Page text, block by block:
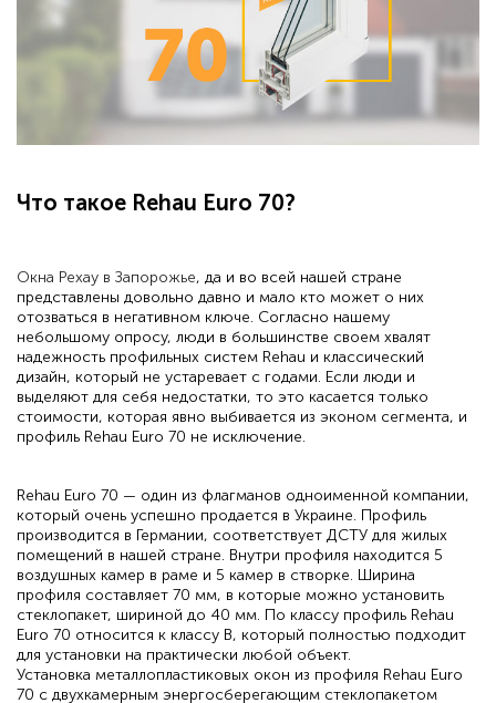
Что такое Rehau Euro 70?
Окна Рехау в Запорожье, да и во всей нашей стране
представлены довольно давно и мало кто может о них
отозваться в негативном ключе. Согласно нашему
небольшому опросу, люди в большинстве своем хвалят
надежность профильных систем Rehau и классический
дизайн, который не устаревает с годами. Если люди и
выделяют для себя недостатки, то это касается только
стоимости, которая явно выбивается из эконом сегмента, и
профиль Rehau Euro 70 не исключение.
Rehau Euro 70 — один из флагманов одноименной компании,
который очень успешно продается в Украине. Профиль
производится в Германии, соответствует ДСТУ для жилых
помещений в нашей стране. Внутри профиля находится 5
воздушных камер в раме и 5 камер в створке. Ширина
профиля составляет 70 мм, в которые можно установить
стеклопакет, шириной до 40 мм. По классу профиль Rehau
Euro 70 относится к классу B, который полностью подходит
для установки на практически любой объект.
Установка металлопластиковых окон из профиля Rehau Euro
70 с двухкамерным энергосберегающим стеклопакетом